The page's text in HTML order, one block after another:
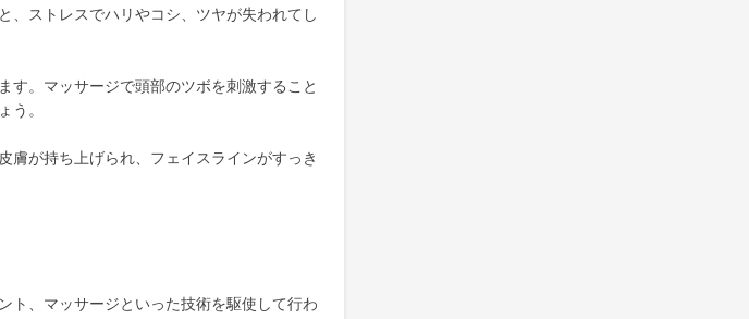
、ストレスでハリやコシ、ツヤが失われてし
す。マッサージで頭部のツボを刺激すること
う。
膚が持ち上げられ、フェイスラインがすっき
ト、マッサージといった技術を駆使して行わ